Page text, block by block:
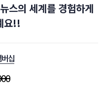
스의 세계를 경험하게
요!!
십